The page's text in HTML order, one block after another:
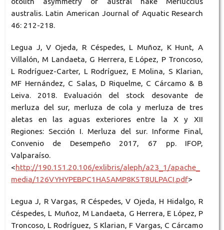
australis. Latin American Journal of Aquatic Research
46: 212-218.
Legua J, V Ojeda, R Céspedes, L Muñoz, K Hunt, A
Villalón, M Landaeta, G Herrera, E López, P Troncoso,
L Rodríguez-Carter, L Rodríguez, E Molina, S Klarian,
MF Hernández, C Salas, D Riquelme, C Cárcamo & B
Leiva. 2018. Evaluación del stock desovante de
merluza del sur, merluza de cola y merluza de tres
aletas en las aguas exteriores entre la X y XII
Regiones: Sección I. Merluza del sur. Informe Final,
Convenio de Desempeño 2017, 67 pp. IFOP,
Valparaíso.
<http://190.151.20.106/exlibris/aleph/a23_1/apache_
media/126VYHYPEBPC1HA5AMP8K5T8ULPACI.pdf>
Legua J, R Vargas, R Céspedes, V Ojeda, H Hidalgo, R
Céspedes, L Muñoz, M Landaeta, G Herrera, E López, P
Troncoso, L Rodríguez, S Klarian, F Vargas, C Cárcamo